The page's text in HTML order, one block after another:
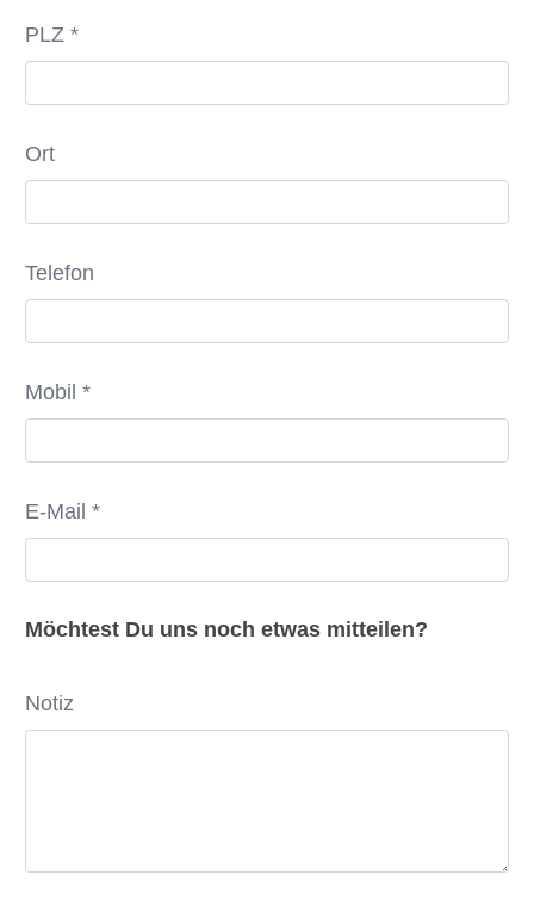
PLZ *
Ort
Telefon
Mobil *
E-Mail *
Möchtest Du uns noch etwas mitteilen?
Notiz